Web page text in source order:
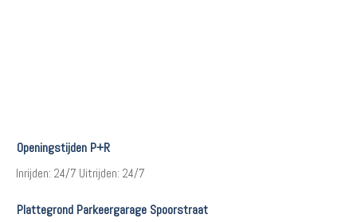
Openingstijden P+R
Inrijden: 24/7 Uitrijden: 24/7
Plattegrond Parkeergarage Spoorstraat